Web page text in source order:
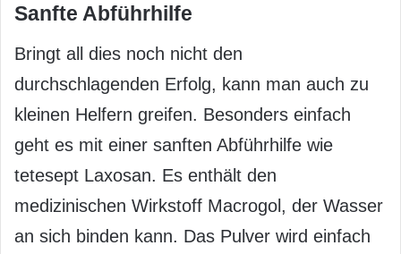
Sanfte Abführhilfe
Bringt all dies noch nicht den
durchschlagenden Erfolg, kann man auch zu
kleinen Helfern greifen. Besonders einfach
geht es mit einer sanften Abführhilfe wie
tetesept Laxosan. Es enthält den
medizinischen Wirkstoff Macrogol, der Wasser
an sich binden kann. Das Pulver wird einfach